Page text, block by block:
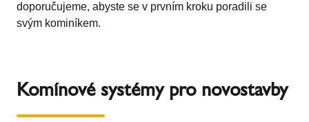
doporučujeme, abyste se v prvním kroku poradili se
svým kominíkem.
Komínové systémy pro novostavby